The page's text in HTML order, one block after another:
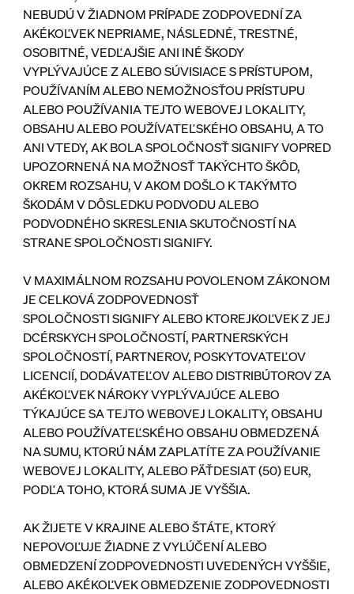
NEBUDÚ V ŽIADNOM PRÍPADE ZODPOVEDNÍ ZA
AKÉKOĽVEK NEPRIAME, NÁSLEDNÉ, TRESTNÉ,
OSOBITNÉ, VEDĽAJŠIE ANI INÉ ŠKODY
VYPLÝVAJÚCE Z ALEBO SÚVISIACE S PRÍSTUPOM,
POUŽÍVANÍM ALEBO NEMOŽNOSŤOU PRÍSTUPU
ALEBO POUŽÍVANIA TEJTO WEBOVEJ LOKALITY,
OBSAHU ALEBO POUŽÍVATEĽSKÉHO OBSAHU, A TO
ANI VTEDY, AK BOLA SPOLOČNOSŤ SIGNIFY VOPRED
UPOZORNENÁ NA MOŽNOSŤ TAKÝCHTO ŠKÔD,
OKREM ROZSAHU, V AKOM DOŠLO K TAKÝMTO
ŠKODÁM V DÔSLEDKU PODVODU ALEBO
PODVODNÉHO SKRESLENIA SKUTOČNOSTÍ NA
STRANE SPOLOČNOSTI SIGNIFY.
V MAXIMÁLNOM ROZSAHU POVOLENOM ZÁKONOM
JE CELKOVÁ ZODPOVEDNOSŤ
SPOLOČNOSTI SIGNIFY ALEBO KTOREJKOĽVEK Z JEJ
DCÉRSKYCH SPOLOČNOSTÍ, PARTNERSKÝCH
SPOLOČNOSTÍ, PARTNEROV, POSKYTOVATEĽOV
LICENCIÍ, DODÁVATEĽOV ALEBO DISTRIBÚTOROV ZA
AKÉKOĽVEK NÁROKY VYPLÝVAJÚCE ALEBO
TÝKAJÚCE SA TEJTO WEBOVEJ LOKALITY, OBSAHU
ALEBO POUŽÍVATEĽSKÉHO OBSAHU OBMEDZENÁ
NA SUMU, KTORÚ NÁM ZAPLATÍTE ZA POUŽÍVANIE
WEBOVEJ LOKALITY, ALEBO PÄŤDESIAT (50) EUR,
PODĽA TOHO, KTORÁ SUMA JE VYŠŠIA.
AK ŽIJETE V KRAJINE ALEBO ŠTÁTE, KTORÝ
NEPOVOĽUJE ŽIADNE Z VYLÚČENÍ ALEBO
OBMEDZENÍ ZODPOVEDNOSTI UVEDENÝCH VYŠŠIE,
ALEBO AKÉKOĽVEK OBMEDZENIE ZODPOVEDNOSTI